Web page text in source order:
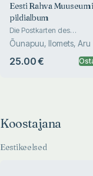
Eesti Rahva Muuseumi
pildialbum
Die Postkarten des
Estnischen
Nationalmuseums.
Альбом открыток
Õunapuu, Ilomets, Aru
25.00 €
Koostajana
Eestikeelsed